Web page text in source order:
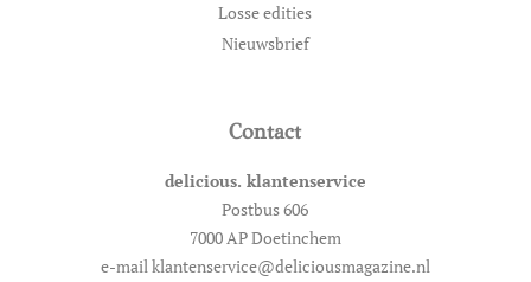
Losse edities
Nieuwsbrief
Contact
delicious. klantenservice
Postbus 606
7000 AP Doetinchem
e-mail klantenservice@deliciousmagazine.nl